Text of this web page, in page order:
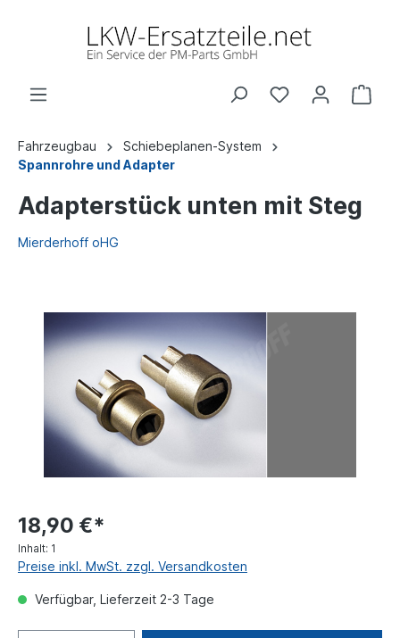
Fahrzeugbau
Schiebeplanen-System
Spannrohre und Adapter
Adapterstück unten mit Steg
Mierderhoff oHG
18,90 €*
Inhalt: 1
Preise inkl. MwSt. zzgl. Versandkosten
Verfügbar, Lieferzeit 2-3 Tage